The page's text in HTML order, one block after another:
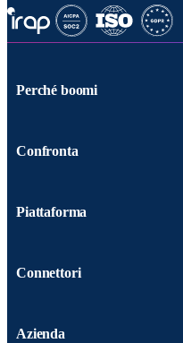
Perché boomi
Confronta
Piattaforma
Connettori
Azienda